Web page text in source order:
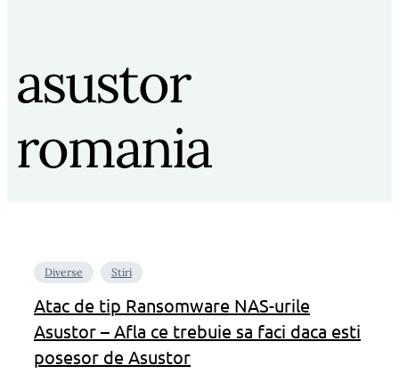
asustor
romania
Diverse Stiri
Atac de tip Ransomware NAS-urile
Asustor – Afla ce trebuie sa faci daca esti
posesor de Asustor